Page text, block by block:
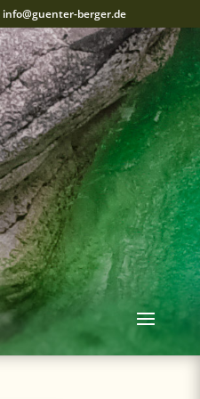
info@guenter-berger.de